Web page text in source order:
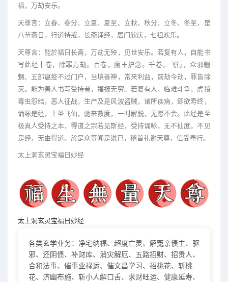
福，万劫安乐。
天尊言：立春、春分、立夏、夏至、立秋、秋分、立冬、冬至，是
八节斋日，行道持戒，长斋诵经，居门欣庆，七祖欢乐。
天尊言：能於福日长斋，万劫无殃，见世安乐。若复有人，自能书
写此经十卷，除罪万劫。百卷，魔王护念。千卷，飞行，众邪魍
魉、五部瘟疫不过门户，当境善神，常来利益，前劫今劫，罪皆除
灭。能为善人书写受持者，福报无穷。若复有人，临难斗争，虎狼
毒虫怨结，恶人征战，生产及是风波盗贼，诸所疾病，即欲寿终，
诵咏是经，上圣飞仙，驰来救度，一时解脱，无愿不会。此经是至
极真人受持之本，得道之宗若见斯经，受持诵咏，无不仙度。不见
是经，无由得道。於是众等闻是说已，稽首礼谢天尊，信受奉行。
太上洞玄灵宝福日妙经
太上洞玄灵宝福日妙经
各类玄学业务：净宅纳福、超度亡灵、解冤亲债主、驱
邪、还阴债、补财库、消灾解厄、五路招财、招贵人、
合和法事、催事业禄运、催文昌学习、招桃花、斩桃
花、济幽布施、斩小人解口舌、求财旺运、健康延寿、